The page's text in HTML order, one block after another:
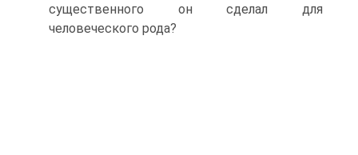
существенного он сделал для
человеческого рода?